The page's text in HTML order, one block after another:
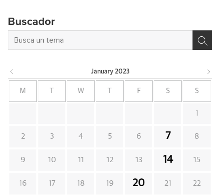
Buscador
January 2023
M W F S S
1
2 3 4 5 6 7 8
9 10 11 12 13 14 15
16 17 18 19 20 21 22